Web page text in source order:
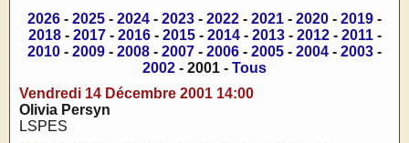
2026 - 2025 - 2024 - 2023 - 2022 - 2021 - 2020 - 2019 -
2018- 2017- 2016- 2015- 2014- 2013- 2012- 2011-
2010 - 2009 - 2008 - 2007 - 2006 - 2005 - 2004 - 2003 -
2002 - 2001 - Tous
Vendredi 14 Décembre 2001 14:00
Olivia Persyn
LSPES